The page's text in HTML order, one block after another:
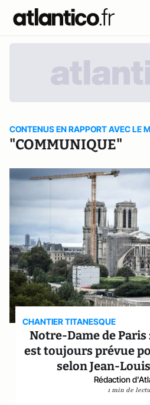
CONTENUS EN RAPPORT AVEC LE
"COMMUNIQUE"
CHANTIER TITANESQUE
Notre-Dame de
est toujours prévue
selon Jean-
Rédaction
1 min de